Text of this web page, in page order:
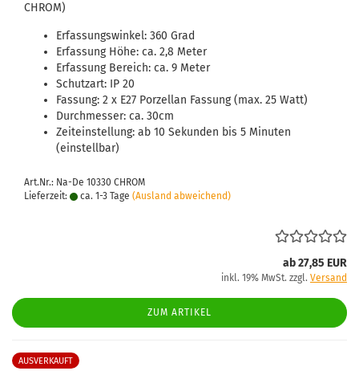
CHROM)
Erfassungswinkel: 360 Grad
Erfassung Höhe: ca. 2,8 Meter
Erfassung Bereich: ca. 9 Meter
Schutzart: IP 20
Fassung: 2 x E27 Porzellan Fassung (max. 25 Watt)
Durchmesser: ca. 30cm
Zeiteinstellung: ab 10 Sekunden bis 5 Minuten
(einstellbar)
Art.Nr.: Na-De 10330 CHROM
Lieferzeit:
ca. 1-3 Tage (Ausland abweichend)
ab 27,85 EUR
inkl. 19% MwSt. zzgl. Versand
ZUM ARTIKEL
AUSVERKAUFT